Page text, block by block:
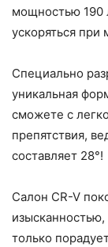
мощностью 190
ускоряться при
Специально
уникальная
сможете с
препятствия,
составляет 28°!
Салон CR-V
изысканностью,
только